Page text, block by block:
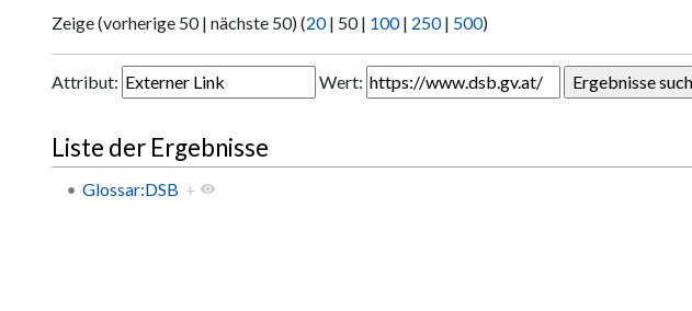
Zeige (vorherige 50 | nächste 50) (20| 50| 100| 250| 500)
Attribut: Wert:
Liste der Ergebnisse
Glossar:DSB +